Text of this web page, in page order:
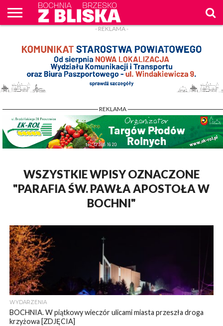
WPROST
REKLAM
- REKLAMA -
- REKLAMA -
WSZYSTKIE WPISY OZNACZONE
"PARAFIA ŚW. PAWŁA APOSTOŁA W
BOCHNI"
WYDARZENIA
BOCHNIA. W piątkowy wieczór ulicami miasta przeszła droga
krzyżowa [ZDJĘCIA]